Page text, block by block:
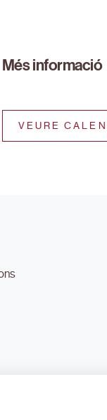
Més informació
VEURE